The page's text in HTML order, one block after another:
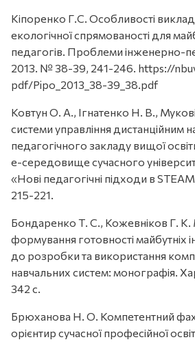
Кіпоренко Г.С. Особливості
екологічної спрямованості для
педагогів. Проблеми інженерно-
2013. № 38-39, 241-246. https://
pdf/Pipo_2013_38-39_38.pdf
Ковтун О. А., Ігнатенко Н. В.,
системи управління дистанційним
педагогічного закладу вищої
е-середовище сучасного
«Нові педагогічні підходи в
215-221.
Бондаренко Т. С., Кожевніков Г. К.
формування готовності майбутніх
до розробки та використання
навчальних систем: монографія.
342 с.
Брюханова Н. О. Компетентний
орієнтир сучасної професійної